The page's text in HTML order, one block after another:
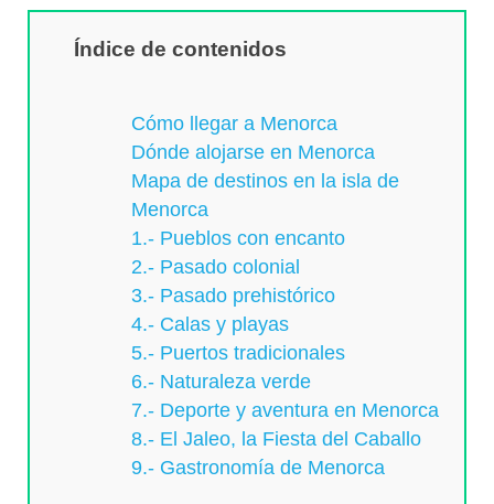
Índice de contenidos
Cómo llegar a Menorca
Dónde alojarse en Menorca
Mapa de destinos en la isla de
Menorca
1.- Pueblos con encanto
2.- Pasado colonial
3.- Pasado prehistórico
4.- Calas y playas
5.- Puertos tradicionales
6.- Naturaleza verde
7.- Deporte y aventura en Menorca
8.- El Jaleo, la Fiesta del Caballo
9.- Gastronomía de Menorca